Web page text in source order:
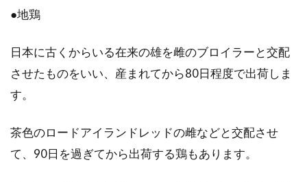
身体の芯から温まるもつ鍋味噌スー
プの美味しいレシピを紹介
その...
●地鶏
日本に古くからいる在来の雄を雌のブロイラーと交配
させたものをいい、産まれてから80日程度で出荷しま
す。
茶色のロードアイランドレッドの雌などと交配させ
て、90日を過ぎてから出荷する鶏もあります。